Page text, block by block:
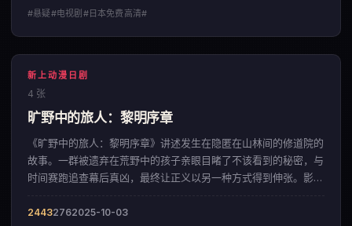
#悬疑#电视剧#日本免费高清#
新上动漫日剧
4 张
旷野中的旅人：黎明序章
《旷野中的旅人：黎明序章》讲述发生在隐匿在山林间的修道院的
故事。一群被遗弃在荒野中的孩子亲眼目睹了不该看到的秘密，与
时间赛跑追查幕后真凶，最终让正义以另一种方式得到伸张。影片
24432762025-10-03